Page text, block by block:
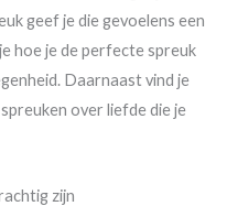
geef je die gevoelens een
hoe je de perfecte spreuk
Daarnaast vind je
over liefde die je
zijn